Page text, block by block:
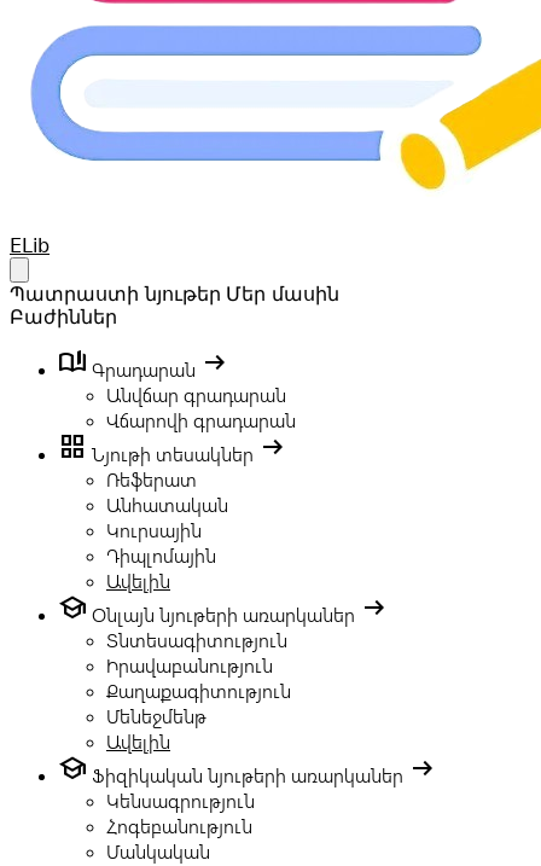
Your Company
ELib
Պատրաստի նյութեր Մեր մասին
Բաժիններ
book_ribbon Գրադարան arrow_right_alt
Անվճար գրադարան
Վճարովի գրադարան
grid_view Նյութի տեսակներ arrow_right_alt
Ռեֆերատ
Անհատական
Կուրսային
Դիպլոմային
Ավելին
school Օնլայն նյութերի առարկաներ arrow_right_alt
Տնտեսագիտություն
Իրավաբանություն
Քաղաքագիտություն
Մենեջմենթ
Ավելին
school Ֆիզիկական նյութերի առարկաներ arrow_right_alt
Կենսագրություն
Հոգեբանություն
Մանկական